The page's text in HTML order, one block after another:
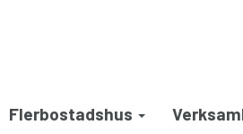
Flerbostadshus